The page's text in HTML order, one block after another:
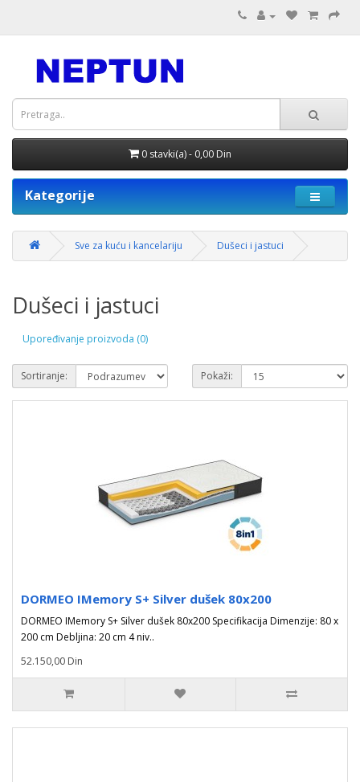
0 stavki(a) - 0,00 Din
Kategorije
Sve za kuću i kancelariju Dušeci i jastuci
Dušeci i jastuci
Upoređivanje proizvoda (0)
Sortiranje: Pokaži:
DORMEO IMemory S+ Silver dušek 80x200
DORMEO IMemory S+ Silver dušek 80x200 Specifikacija Dimenzije: 80 x
200 cm Debljina: 20 cm 4 niv..
52.150,00 Din